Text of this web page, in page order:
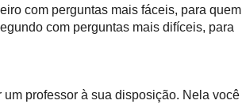
com perguntas mais fáceis, para quem
com perguntas mais difíceis, para
professor à sua disposição. Nela você